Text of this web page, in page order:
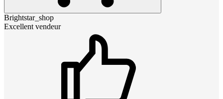
Brightstar_shop
Excellent vendeur